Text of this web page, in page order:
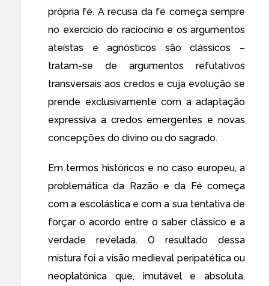
própria fé. A recusa da fé começa sempre
no exercício do raciocínio e os argumentos
ateístas e agnósticos são clássicos –
tratam-se de argumentos refutativos
transversais aos credos e cuja evolução se
prende exclusivamente com a adaptação
expressiva a credos emergentes e novas
concepções do divino ou do sagrado.
Em termos históricos e no caso europeu, a
problemática da Razão e da Fé começa
com a escolástica e com a sua tentativa de
forçar o acordo entre o saber clássico e a
verdade revelada. O resultado dessa
mistura foi a visão medieval peripatética ou
neoplatónica que, imutável e absoluta,